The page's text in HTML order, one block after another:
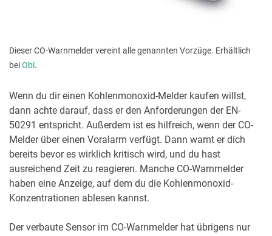
Dieser CO-Warnmelder vereint alle genannten Vorzüge. Erhältlich
beiObi.
Wenn du dir einen Kohlenmonoxid-Melder kaufen willst,
dann achte darauf, dass er den Anforderungen der EN-
50291 entspricht. Außerdem ist es hilfreich, wenn der CO-
Melder über einen Voralarm verfügt. Dann warnt er dich
bereits bevor es wirklich kritisch wird, und du hast
ausreichend Zeit zu reagieren. Manche CO-Warnmelder
haben eine Anzeige, auf dem du die Kohlenmonoxid-
Konzentrationen ablesen kannst.
Der verbaute Sensor im CO-Warnmelder hat übrigens nur